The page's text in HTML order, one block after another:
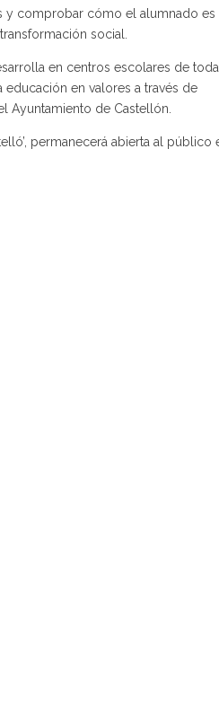
y comprobar cómo el alumnado es
social.
en centros escolares de
en valores a través de
Ayuntamiento de Castellón.
permanecerá abierta al público